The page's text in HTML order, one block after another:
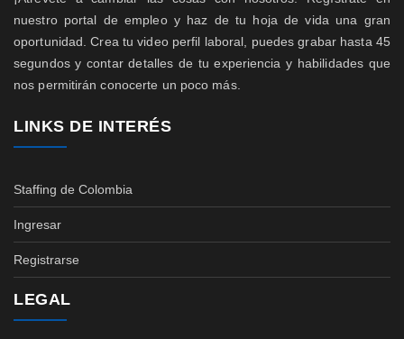
nuestro portal de empleo y haz de tu hoja de vida una gran
oportunidad. Crea tu video perfil laboral, puedes grabar hasta 45
segundos y contar detalles de tu experiencia y habilidades que
nos permitirán conocerte un poco más.
LINKS DE INTERÉS
Staffing de Colombia
Ingresar
Registrarse
LEGAL